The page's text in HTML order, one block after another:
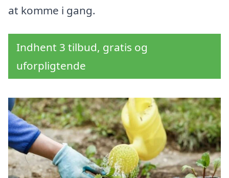
at komme i gang.
Indhent 3 tilbud, gratis og
uforpligtende